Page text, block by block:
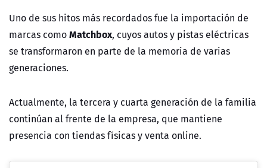
Uno de sus hitos más recordados fue la importación de
marcas comoMatchbox, cuyos autos y pistas eléctricas
se transformaron en parte de la memoria de varias
generaciones.
Actualmente, la tercera y cuarta generación de la familia
continúan al frente de la empresa, que mantiene
presencia con tiendas físicas y venta online.